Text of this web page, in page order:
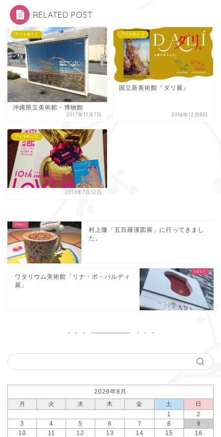
RELATED POST
アートめぐり
沖縄県立美術館・博物館
2017年11月7日
アートめぐり
国立新美術館『ダリ展』
2016年12月8日
アートめぐり
2013年7月12日
村上隆「五百羅漢図展」に行ってきまし
た。
ワタリウム美術館「リナ・ボ・バルディ
展」
2026年8月
月
火 水 木 金 土
日
1
2
3
4 5 6 7 8
9
10
11 12 13 14 15
16